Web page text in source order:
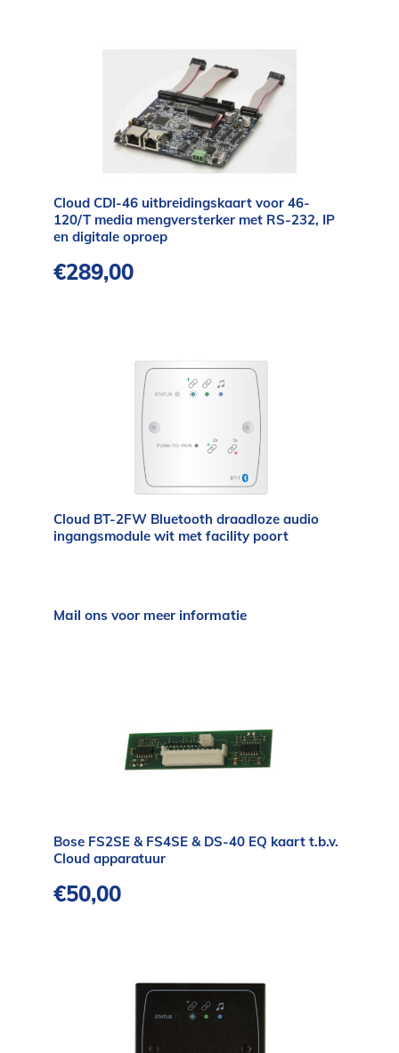
Cloud CDI-46 uitbreidingskaart voor 46-
120/T media mengversterker met RS-232, IP
en digitale oproep
€289,00
Cloud BT-2FW Bluetooth draadloze audio
ingangsmodule wit met facility poort
Mail ons voor meer informatie
Bose FS2SE & FS4SE & DS-40 EQ kaart t.b.v.
Cloud apparatuur
€50,00